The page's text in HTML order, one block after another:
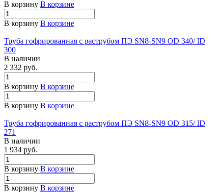
В корзину В корзине
В корзину В корзине
Труба гофрированная с раструбом ПЭ SN8-SN9 OD 340/ ID
300
В наличии
2 332 руб.
В корзину В корзине
В корзину В корзине
Труба гофрированная с раструбом ПЭ SN8-SN9 OD 315/ ID
271
В наличии
1 934 руб.
В корзину В корзине
В корзину В корзине